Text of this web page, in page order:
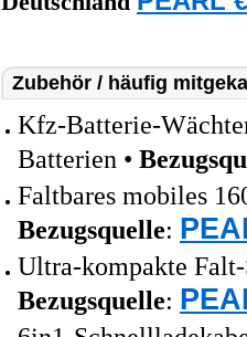
Zubehör / häufig
Kfz-Batterie-
Batterien •
Faltbares mobiles
Bezugsquelle:
Ultra-kompakte
Bezugsquelle: